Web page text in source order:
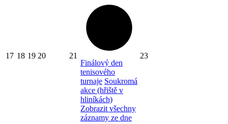
17 18 19 20 21
Finálový den
tenisového
turnaje Soukromá
akce (hřiště v
hliníkách)
Zobrazit všechny
záznamy ze dne
23